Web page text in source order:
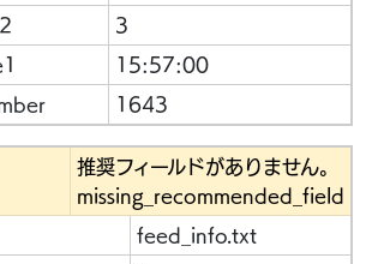
3
15:57:00
1643
推奨フィールドがありません。
missing_recommended_field
feed_info.txt